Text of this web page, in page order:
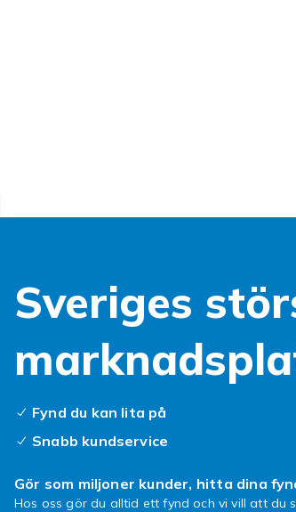
Sveriges
Fynd du kan lita på
Snabb kundservice
Gör som miljoner kunder, hitta dina
Hos oss gör du alltid ett fynd och vi vill att du